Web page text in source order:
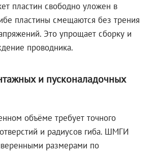
пластин свободно уложен в
пластины смещаются без трения
Это упрощает сборку и
проводника.
и пусконаладочных
объёме требует точного
и радиусов гиба. ШМГИ
размерами по